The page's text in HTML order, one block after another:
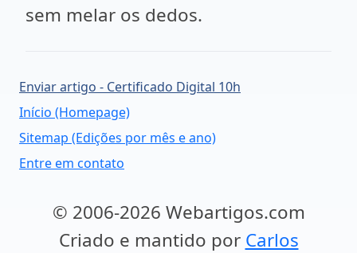
sem melar os dedos.
Enviar artigo - Certificado Digital 10h
Início (Homepage)
Sitemap (Edições por mês e ano)
Entre em contato
© 2006-2026 Webartigos.com
Criado e mantido por Carlos